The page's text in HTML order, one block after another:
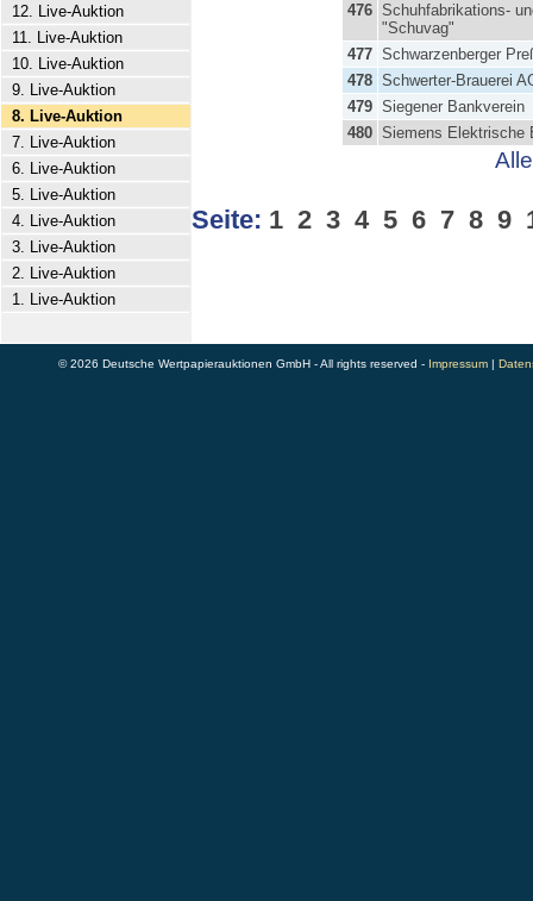
12. Live-Auktion
11. Live-Auktion
10. Live-Auktion
9. Live-Auktion
8. Live-Auktion
7. Live-Auktion
6. Live-Auktion
5. Live-Auktion
4. Live-Auktion
3. Live-Auktion
2. Live-Auktion
1. Live-Auktion
476 Schuhfabrikations-
"Schuvag"
477 Schwarzenberger
478 Schwerter-Brauerei
479 Siegener Bankverein
480 Siemens Elektrische
Seite: 1 2 3 4 5 6 7 8 9
© 2026 Deutsche Wertpapierauktionen GmbH - All rights reserved - Impressum|